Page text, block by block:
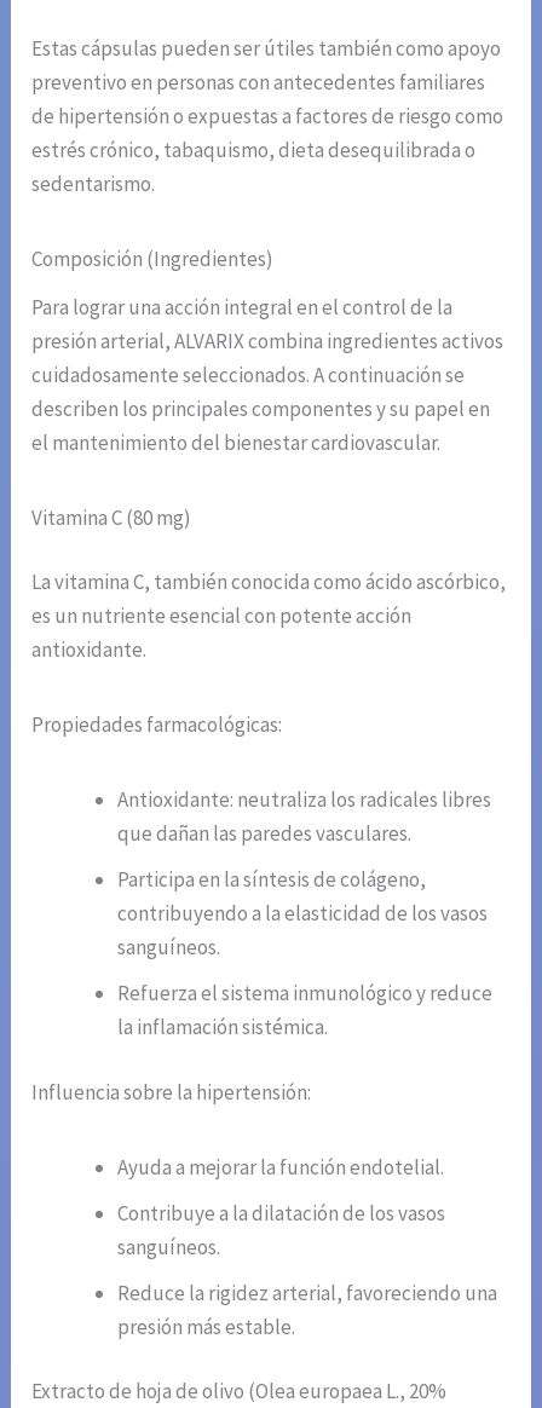
Estas cápsulas pueden ser útiles también como apoyo
preventivo en personas con antecedentes familiares
de hipertensión o expuestas a factores de riesgo como
estrés crónico, tabaquismo, dieta desequilibrada o
sedentarismo.
Composición (Ingredientes)
Para lograr una acción integral en el control de la
presión arterial, ALVARIX combina ingredientes activos
cuidadosamente seleccionados. A continuación se
describen los principales componentes y su papel en
el mantenimiento del bienestar cardiovascular.
Vitamina C (80 mg)
La vitamina C, también conocida como ácido ascórbico,
es un nutriente esencial con potente acción
antioxidante.
Propiedades farmacológicas:
Antioxidante: neutraliza los radicales libres
que dañan las paredes vasculares.
Participa en la síntesis de colágeno,
contribuyendo a la elasticidad de los vasos
sanguíneos.
Refuerza el sistema inmunológico y reduce
la inflamación sistémica.
Influencia sobre la hipertensión:
Ayuda a mejorar la función endotelial.
Contribuye a la dilatación de los vasos
sanguíneos.
Reduce la rigidez arterial, favoreciendo una
presión más estable.
Extracto de hoja de olivo (Olea europaea L., 20%